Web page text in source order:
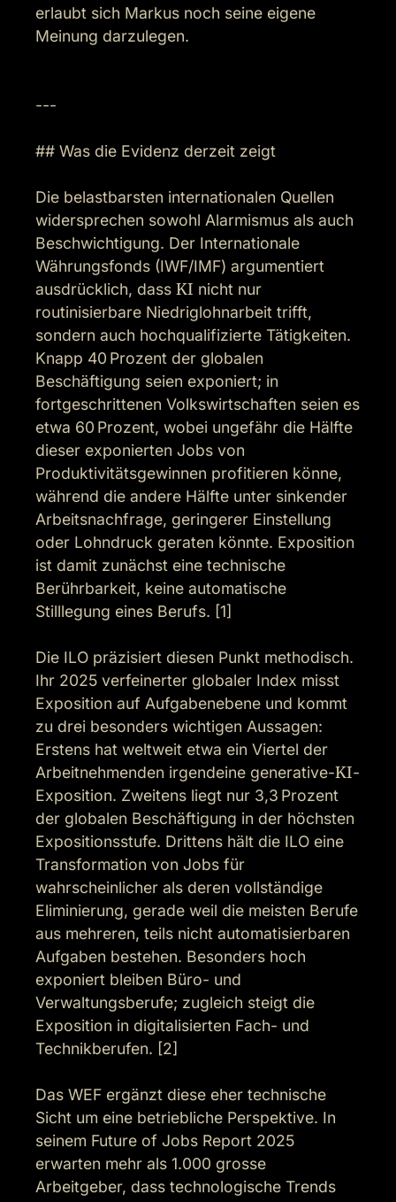
erlaubt sich Markus noch seine eigene
Meinung darzulegen.
---
## Was die Evidenz derzeit zeigt
Die belastbarsten internationalen Quellen
widersprechen sowohl Alarmismus als auch
Beschwichtigung. Der Internationale
Währungsfonds (IWF/IMF) argumentiert
ausdrücklich, dass KI nicht nur
routinisierbare Niedriglohnarbeit trifft,
sondern auch hochqualifizierte Tätigkeiten.
Knapp 40 Prozent der globalen
Beschäftigung seien exponiert; in
fortgeschrittenen Volkswirtschaften seien es
etwa 60 Prozent, wobei ungefähr die Hälfte
dieser exponierten Jobs von
Produktivitätsgewinnen profitieren könne,
während die andere Hälfte unter sinkender
Arbeitsnachfrage, geringerer Einstellung
oder Lohndruck geraten könnte. Exposition
ist damit zunächst eine technische
Berührbarkeit, keine automatische
Stilllegung eines Berufs. [1]
Die ILO präzisiert diesen Punkt methodisch.
Ihr 2025 verfeinerter globaler Index misst
Exposition auf Aufgabenebene und kommt
zu drei besonders wichtigen Aussagen:
Erstens hat weltweit etwa ein Viertel der
Arbeitnehmenden irgendeine generative-KI-
Exposition. Zweitens liegt nur 3,3 Prozent
der globalen Beschäftigung in der höchsten
Expositionsstufe. Drittens hält die ILO eine
Transformation von Jobs für
wahrscheinlicher als deren vollständige
Eliminierung, gerade weil die meisten Berufe
aus mehreren, teils nicht automatisierbaren
Aufgaben bestehen. Besonders hoch
exponiert bleiben Büro- und
Verwaltungsberufe; zugleich steigt die
Exposition in digitalisierten Fach- und
Technikberufen. [2]
Das WEF ergänzt diese eher technische
Sicht um eine betriebliche Perspektive. In
seinem Future of Jobs Report 2025
erwarten mehr als 1.000 grosse
Arbeitgeber, dass technologische Trends